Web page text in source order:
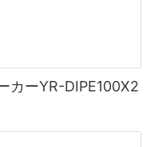
カーYR-DIPE100X2